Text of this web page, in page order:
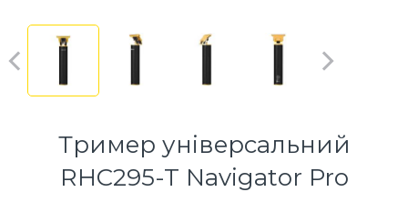
Тример універсальний
RHC295-T Navigator Pro